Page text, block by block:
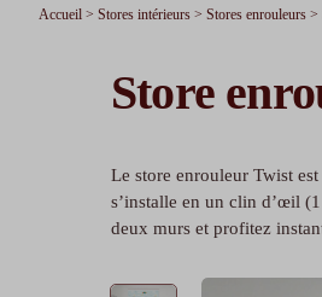
Accueil > Stores intérieurs > Stores enrouleurs >
Store
Le store enrouleur Twist
s’installe en un clin d’œil
deux murs et profitez